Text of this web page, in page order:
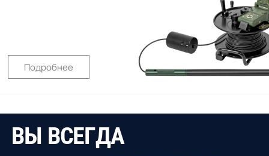
Подробнее
ВЫ ВСЕГДА